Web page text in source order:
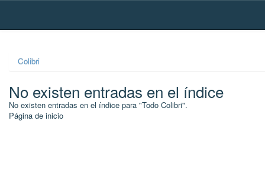
Skip
Colibri
No existen entradas en el índice
No existen entradas en el índice para "Todo Colibri".
Página de inicio